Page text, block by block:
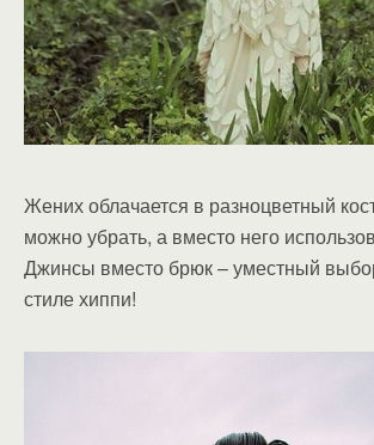
Жених облачается в разноцветный
можно убрать, а вместо него
Джинсы вместо брюк – уместный
стиле хиппи!